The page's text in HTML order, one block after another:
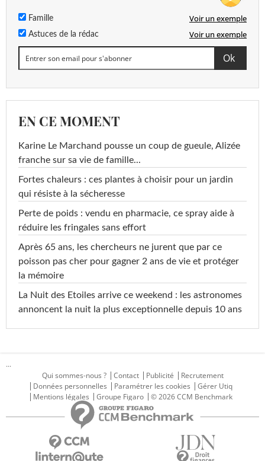
Famille Voir un exemple
Astuces de la rédac Voir un exemple
EN CE MOMENT
Karine Le Marchand pousse un coup de gueule, Alizée
franche sur sa vie de famille...
Fortes chaleurs : ces plantes à choisir pour un jardin
qui résiste à la sécheresse
Perte de poids : vendu en pharmacie, ce spray aide à
réduire les fringales sans effort
Après 65 ans, les chercheurs ne jurent que par ce
poisson pas cher pour gagner 2 ans de vie et protéger
la mémoire
La Nuit des Etoiles arrive ce weekend : les astronomes
annoncent la nuit la plus exceptionnelle depuis 10 ans
...
Qui sommes-nous ?
Contact Publicité
Recrutement
Données personnelles
Paramétrer les cookies
Gérer Utiq
Mentions légales
Groupe Figaro © 2026 CCM Benchmark